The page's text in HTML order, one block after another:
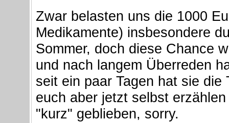
Zwar belasten uns die 1000
Medikamente) insbesondere
Sommer, doch diese Chance
und nach langem Überreden
seit ein paar Tagen hat sie
euch aber jetzt selbst
"kurz" geblieben, sorry.